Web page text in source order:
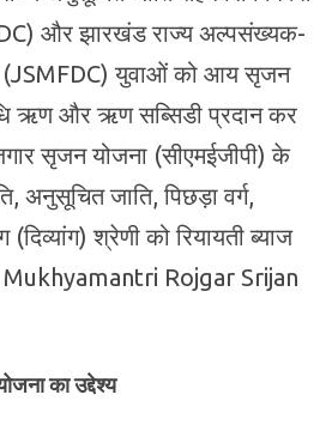
और झारखंड राज्य अल्पसंख्यक-
(JSMFDC) युवाओं को आय सृजन
ऋण और ऋण सब्सिडी प्रदान कर
सृजन योजना (सीएमईजीपी) के
अनुसूचित जाति, पिछड़ा वर्ग,
श्रेणी को रियायती ब्याज
Mukhyamantri Rojgar Srijan
का उद्देश्य